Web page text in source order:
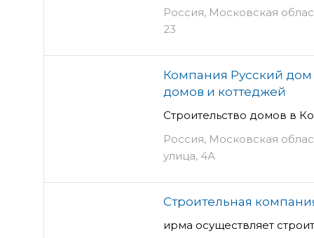
Россия, Московская
23
Компания Русский дом
домов и коттеджей
Строительство домов в
Россия, Московская
улица, 4А
Строительная
ирма осуществляет